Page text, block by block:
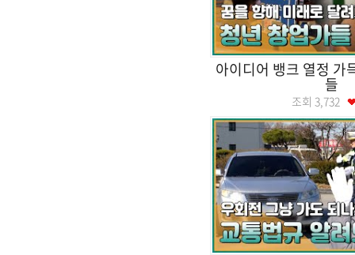
아이디어 뱅크 열정 가
들
조회 3,732